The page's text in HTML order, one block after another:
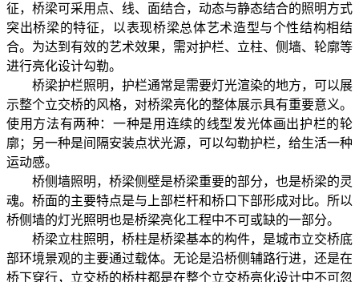
征，桥梁可采用点、线、面结合，动态与静态结合的照明方式
突出桥梁的特征，以表现桥梁总体艺术造型与个性结构相结
合。为达到有效的艺术效果，需对护栏、立柱、侧墙、轮廓等
进行亮化设计勾勒。
桥梁护栏照明，护栏通常是需要灯光渲染的地方，可以展
示整个立交桥的风格，对桥梁亮化的整体展示具有重要意义。
使用方法有两种：一种是用连续的线型发光体画出护栏的轮
廓；另一种是间隔安装点状光源，可以勾勒护栏，给生活一种
运动感。
桥侧墙照明，桥梁侧壁是桥梁重要的部分，也是桥梁的灵
魂。桥面的主要特点是与上部栏杆和桥口下部形成对比。所以
桥侧墙的灯光照明也是桥梁亮化工程中不可或缺的一部分。
桥梁立柱照明，桥柱是桥梁基本的构件，是城市立交桥底
部环境景观的主要通过载体。无论是沿桥侧辅路行进，还是在
桥下穿行，立交桥的桥柱都是在整个立交桥亮化设计中不可忽